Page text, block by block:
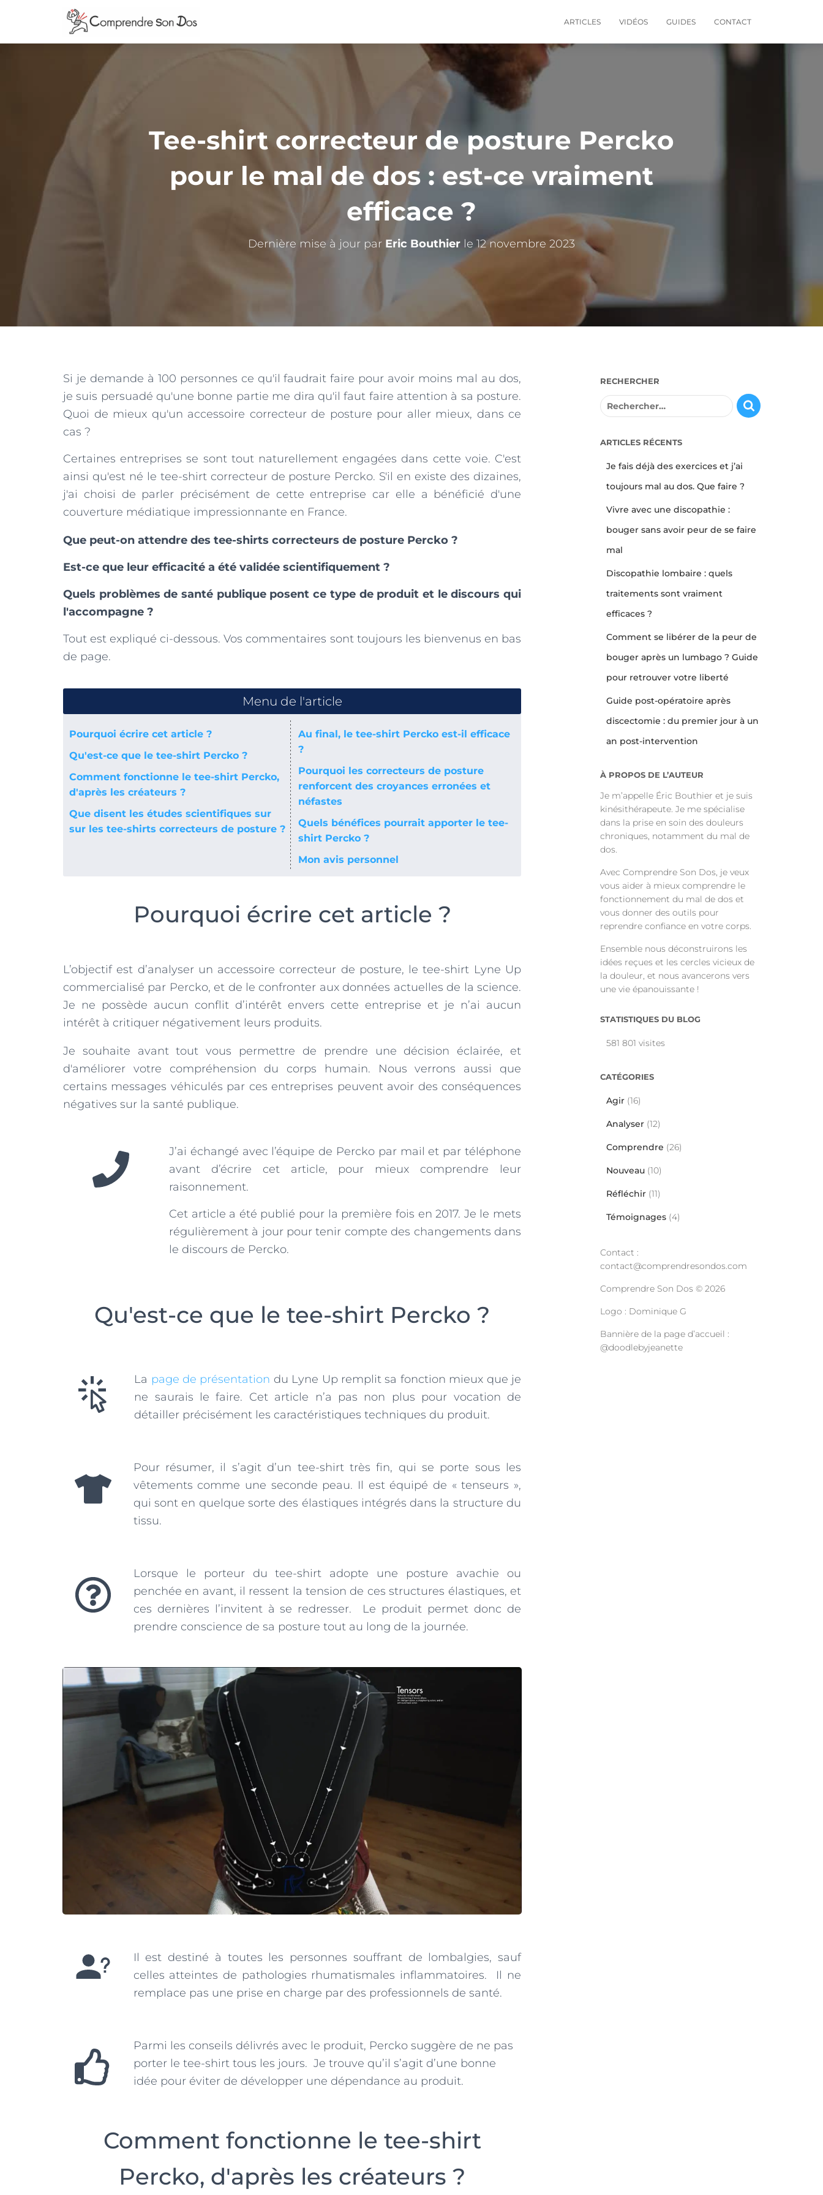
ARTICLES VIDÉOS GUIDES CONTACT
Tee-shirt correcteur de posture Percko
pour le mal de dos : est-ce vraiment
efficace ?
Dernière mise à jour par Eric Bouthier le 12 novembre 2023
Si je demande à 100 personnes ce qu'il faudrait faire pour avoir moins mal au dos,
je suis persuadé qu'une bonne partie me dira qu'il faut faire attention à sa posture.
Quoi de mieux qu'un accessoire correcteur de posture pour aller mieux, dans ce
cas ?
Certaines entreprises se sont tout naturellement engagées dans cette voie. C'est
ainsi qu'est né le tee-shirt correcteur de posture Percko. S'il en existe des dizaines,
j'ai choisi de parler précisément de cette entreprise car elle a bénéficié d'une
couverture médiatique impressionnante en France.
Que peut-on attendre des tee-shirts correcteurs de posture Percko ?
Est-ce que leur efficacité a été validée scientifiquement ?
Quels problèmes de santé publique posent ce type de produit et le discours qui
l'accompagne ?
Tout est expliqué ci-dessous. Vos commentaires sont toujours les bienvenus en bas
de page.
Menu de l'article
Pourquoi écrire cet article ?
Qu'est-ce que le tee-shirt Percko ?
Comment fonctionne le tee-shirt Percko,
d'après les créateurs ?
Que disent les études scientifiques sur
sur les tee-shirts correcteurs de posture ?
Au final, le tee-shirt Percko est-il efficace
?
Pourquoi les correcteurs de posture
renforcent des croyances erronées et
néfastes
Quels bénéfices pourrait apporter le tee-
shirt Percko ?
Mon avis personnel
Pourquoi écrire cet article ?
L’objectif est d’analyser un accessoire correcteur de posture, le tee-shirt Lyne Up
commercialisé par Percko, et de le confronter aux données actuelles de la science.
Je ne possède aucun conflit d’intérêt envers cette entreprise et je n’ai aucun
intérêt à critiquer négativement leurs produits.
Je souhaite avant tout vous permettre de prendre une décision éclairée, et
d'améliorer votre compréhension du corps humain. Nous verrons aussi que
certains messages véhiculés par ces entreprises peuvent avoir des conséquences
négatives sur la santé publique.
J’ai échangé avec l’équipe de Percko par mail et par téléphone
avant d’écrire cet article, pour mieux comprendre leur
raisonnement.
Cet article a été publié pour la première fois en 2017. Je le mets
régulièrement à jour pour tenir compte des changements dans
le discours de Percko.
Qu'est-ce que le tee-shirt Percko ?
La page de présentation du Lyne Up remplit sa fonction mieux que je
ne saurais le faire. Cet article n’a pas non plus pour vocation de
détailler précisément les caractéristiques techniques du produit.
Pour résumer, il s’agit d’un tee-shirt très fin, qui se porte sous les
vêtements comme une seconde peau. Il est équipé de « tenseurs »,
qui sont en quelque sorte des élastiques intégrés dans la structure du
tissu.
Lorsque le porteur du tee-shirt adopte une posture avachie ou
penchée en avant, il ressent la tension de ces structures élastiques, et
ces dernières l’invitent à se redresser. Le produit permet donc de
prendre conscience de sa posture tout au long de la journée.
Il est destiné à toutes les personnes souffrant de lombalgies, sauf
celles atteintes de pathologies rhumatismales inflammatoires. Il ne
remplace pas une prise en charge par des professionnels de santé.
Parmi les conseils délivrés avec le produit, Percko suggère de ne pas
porter le tee-shirt tous les jours. Je trouve qu’il s’agit d’une bonne
idée pour éviter de développer une dépendance au produit.
Comment fonctionne le tee-shirt
Percko, d'après les créateurs ?
RECHERCHER
R
h
ARTICLES RÉCENTS
Je fais déjà des exercices et j’ai
toujours mal au dos. Que faire ?
Vivre avec une discopathie :
bouger sans avoir peur de se faire
mal
Discopathie lombaire : quels
traitements sont vraiment
efficaces ?
Comment se libérer de la peur de
bouger après un lumbago ? Guide
pour retrouver votre liberté
Guide post-opératoire après
discectomie : du premier jour à un
an post-intervention
À PROPOS DE L’AUTEUR
Je m’appelle Éric Bouthier et je suis
kinésithérapeute. Je me spécialise
dans la prise en soin des douleurs
chroniques, notamment du mal de
dos.
Avec Comprendre Son Dos, je veux
vous aider à mieux comprendre le
fonctionnement du mal de dos et
vous donner des outils pour
reprendre confiance en votre corps.
Ensemble nous déconstruirons les
idées reçues et les cercles vicieux de
la douleur, et nous avancerons vers
une vie épanouissante !
STATISTIQUES DU BLOG
581 801 visites
CATÉGORIES
Agir(16)
Analyser(12)
Comprendre (26)
Nouveau(10)
Réfléchir(11)
Témoignages(4)
Contact :
contact@comprendresondos.com
Comprendre Son Dos © 2026
Logo : Dominique G
Bannière de la page d’accueil :
@doodlebyjeanette